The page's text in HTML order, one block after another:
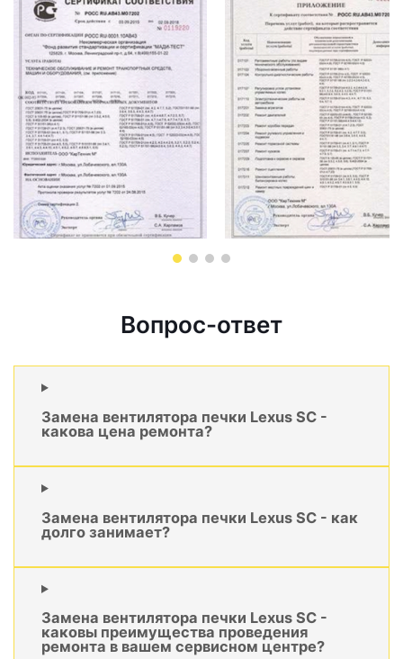
Вопрос-ответ
Замена вентилятора печки Lexus SC -
какова цена ремонта?
Замена вентилятора печки Lexus SC - как
долго занимает?
Замена вентилятора печки Lexus SC -
каковы преимущества проведения
ремонта в вашем сервисном центре?